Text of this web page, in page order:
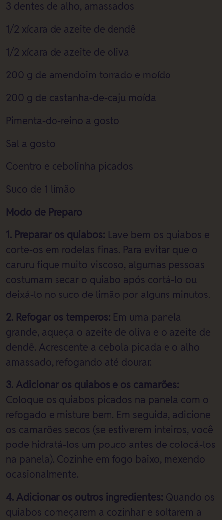
3 dentes de alho, amassados
1/2 xícara de azeite de dendê
1/2 xícara de azeite de oliva
200 g de amendoim torrado e moído
200 g de castanha-de-caju moída
Pimenta-do-reino a gosto
Sal a gosto
Coentro e cebolinha picados
Suco de 1 limão
Modo de Preparo
1. Preparar os quiabos: Lave bem os quiabos e
corte-os em rodelas finas. Para evitar que o
caruru fique muito viscoso, algumas pessoas
costumam secar o quiabo após cortá-lo ou
deixá-lo no suco de limão por alguns minutos.
2. Refogar os temperos: Em uma panela
grande, aqueça o azeite de oliva e o azeite de
dendê. Acrescente a cebola picada e o alho
amassado, refogando até dourar.
3. Adicionar os quiabos e os camarões:
Coloque os quiabos picados na panela com o
refogado e misture bem. Em seguida, adicione
os camarões secos (se estiverem inteiros, você
pode hidratá-los um pouco antes de colocá-los
na panela). Cozinhe em fogo baixo, mexendo
ocasionalmente.
4. Adicionar os outros ingredientes: Quando os
quiabos começarem a cozinhar e soltarem a